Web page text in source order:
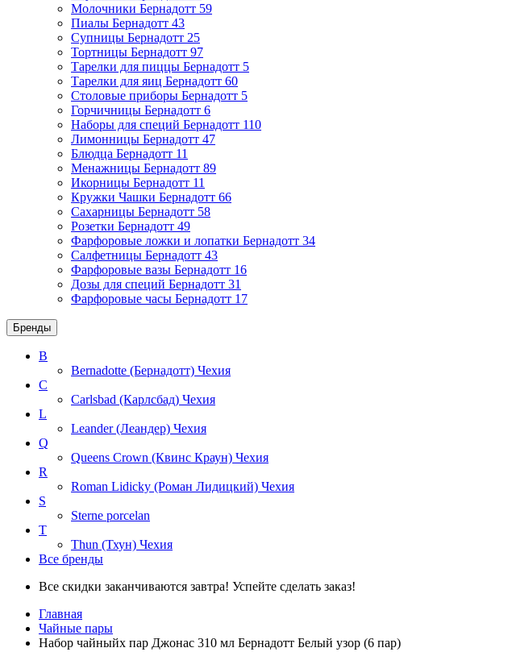
Молочники Бернадотт 59
Пиалы Бернадотт 43
Супницы Бернадотт 25
Тортницы Бернадотт 97
Тарелки для пиццы Бернадотт 5
Тарелки для яиц Бернадотт 60
Столовые приборы Бернадотт 5
Горчичницы Бернадотт 6
Наборы для специй Бернадотт 110
Лимонницы Бернадотт 47
Блюдца Бернадотт 11
Менажницы Бернадотт 89
Икорницы Бернадотт 11
Кружки Чашки Бернадотт 66
Сахарницы Бернадотт 58
Розетки Бернадотт 49
Фарфоровые ложки и лопатки Бернадотт 34
Салфетницы Бернадотт 43
Фарфоровые вазы Бернадотт 16
Дозы для специй Бернадотт 31
Фарфоровые часы Бернадотт 17
Бренды
B
Bernadotte (Бернадотт) Чехия
C
Carlsbad (Карлсбад) Чехия
L
Leander (Леандер) Чехия
Q
Queens Crown (Квинс Краун) Чехия
R
Roman Lidicky (Роман Лидицкий) Чехия
S
Sterne porcelan
T
Thun (Тхун) Чехия
Все бренды
Все скидки заканчиваются завтра! Успейте сделать заказ!
Главная
Чайные пары
Набор чайныйх пар Джонас 310 мл Бернадотт Белый узор (6 пар)